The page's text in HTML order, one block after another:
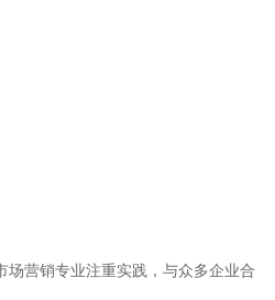
营销专业注重实践，与众多企业合